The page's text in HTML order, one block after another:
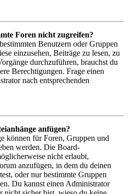
Foren nicht zugreifen?
Benutzern oder Gruppen
einzusehen, Beiträge zu lesen, zu
durchzuführen, brauchst du
Berechtigungen. Frage einen
nach entsprechenden
anfügen?
können für Foren, Gruppen und
werden. Die Board-
nicht erlaubt,
anzufügen, in dem du deinen
oder nur bestimmte Gruppen
Du kannst einen Administrator